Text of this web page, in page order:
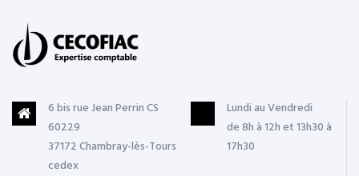
6 bis rue Jean Perrin CS
60229
37172 Chambray-lès-Tours
cedex
Lundi au Vendredi
de 8h à 12h et 13h30 à
17h30